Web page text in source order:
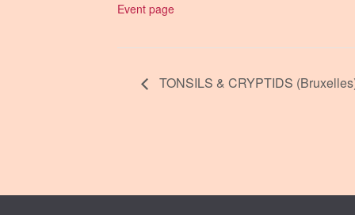
Event page
TONSILS & CRYPTIDS